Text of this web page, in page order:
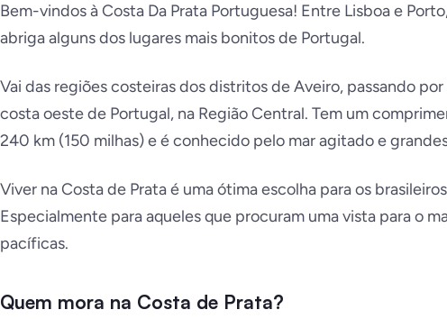
Bem-vindos à Costa Da Prata Portuguesa! Entre Lisboa e
abriga alguns dos lugares mais bonitos de Portugal.
Vai das regiões costeiras dos distritos de Aveiro, passando por
costa oeste de Portugal, na Região Central. Tem um
240 km (150 milhas) e é conhecido pelo mar agitado e
Viver na Costa de Prata é uma ótima escolha para os
Especialmente para aqueles que procuram uma vista para o
pacíficas.
Quem mora na Costa de Prata?